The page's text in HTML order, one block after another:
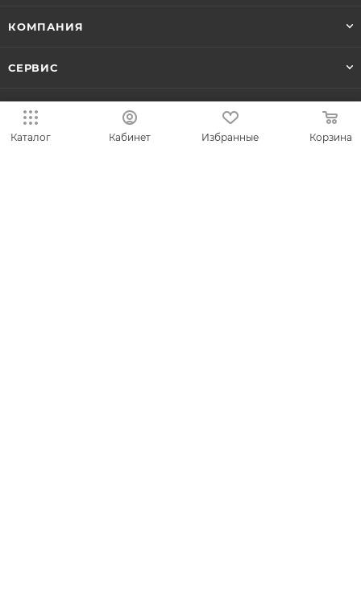
КОМПАНИЯ
СЕРВИС
ЛИЧНЫЙ КАБИНЕТ
Каталог Кабинет Избранные Корзина